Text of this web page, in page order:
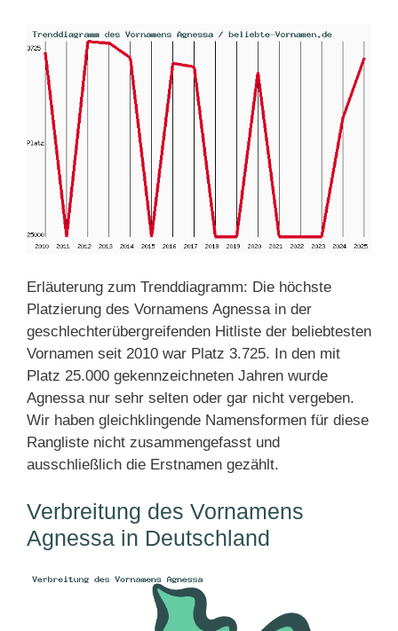
Erläuterung zum Trenddiagramm: Die höchste
Platzierung des Vornamens Agnessa in der
geschlechterübergreifenden Hitliste der beliebtesten
Vornamen seit 2010 war Platz 3.725. In den mit
Platz 25.000 gekennzeichneten Jahren wurde
Agnessa nur sehr selten oder gar nicht vergeben.
Wir haben gleichklingende Namensformen für diese
Rangliste nicht zusammengefasst und
ausschließlich die Erstnamen gezählt.
Verbreitung des Vornamens
Agnessa in Deutschland